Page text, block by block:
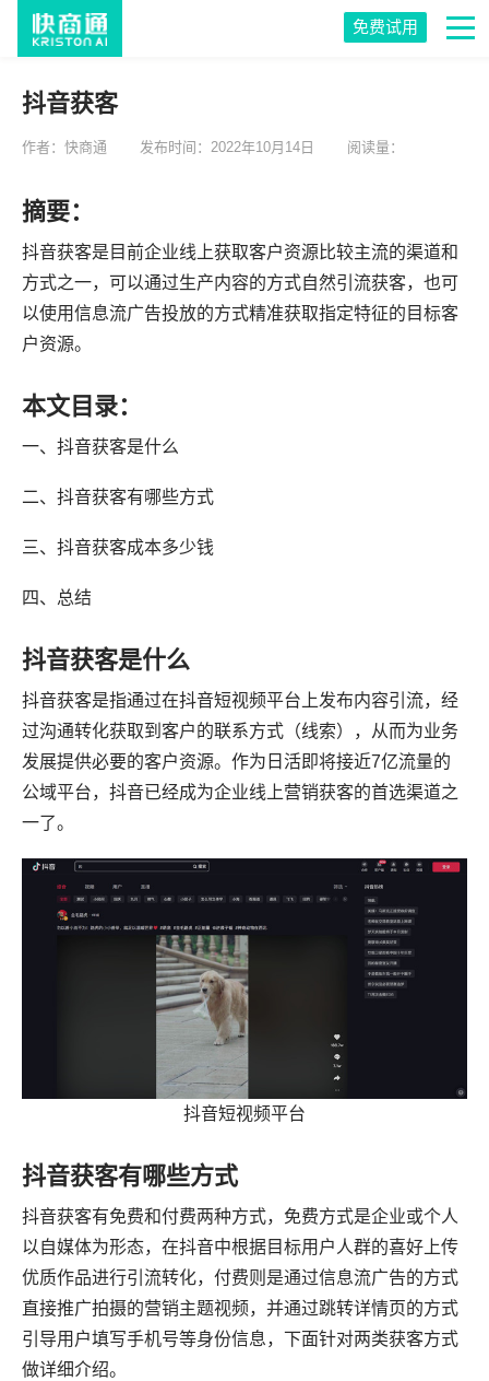
免费试用
抖音获客
作者：快商通 发布时间：2022年10月14日 阅读量：
摘要：
抖音获客是目前企业线上获取客户资源比较主流的渠道和
方式之一，可以通过生产内容的方式自然引流获客，也可
以使用信息流广告投放的方式精准获取指定特征的目标客
户资源。
本文目录：
一、抖音获客是什么
二、抖音获客有哪些方式
三、抖音获客成本多少钱
四、总结
抖音获客是什么
抖音获客是指通过在抖音短视频平台上发布内容引流，经
过沟通转化获取到客户的联系方式（线索），从而为业务
发展提供必要的客户资源。作为日活即将接近7亿流量的
公域平台，抖音已经成为企业线上营销获客的首选渠道之
一了。
抖音短视频平台
抖音获客有哪些方式
抖音获客有免费和付费两种方式，免费方式是企业或个人
以自媒体为形态，在抖音中根据目标用户人群的喜好上传
优质作品进行引流转化，付费则是通过信息流广告的方式
直接推广拍摄的营销主题视频，并通过跳转详情页的方式
引导用户填写手机号等身份信息，下面针对两类获客方式
做详细介绍。